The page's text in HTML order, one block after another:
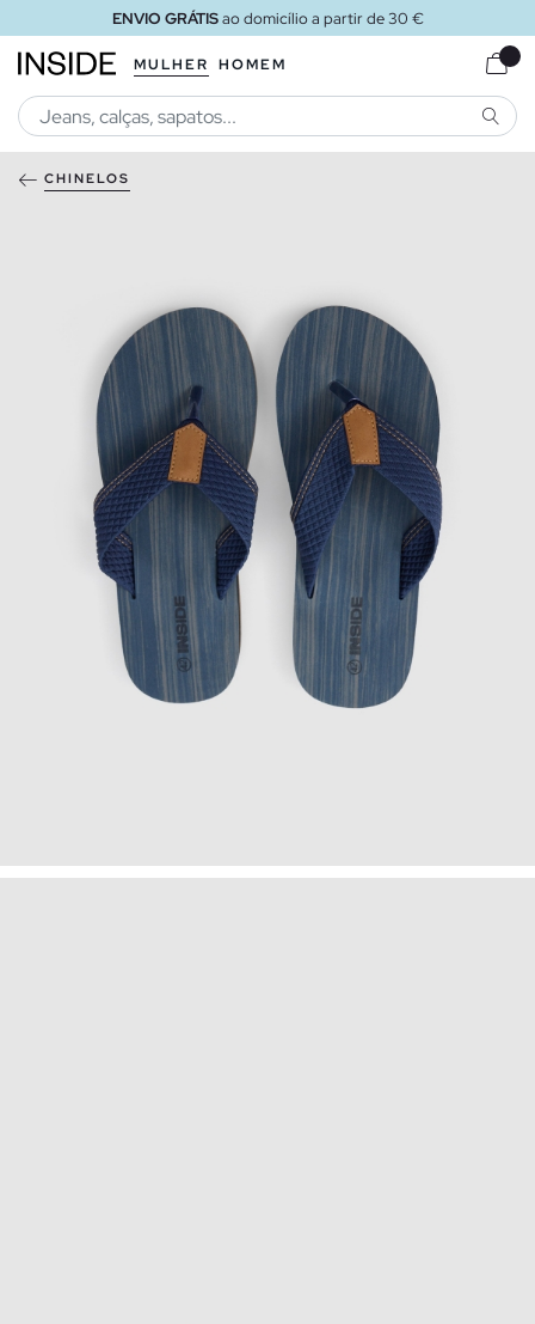
ENVIO GRÁTISao domicílio a partir de 30 €
MULHER HOMEM
CHINELOS